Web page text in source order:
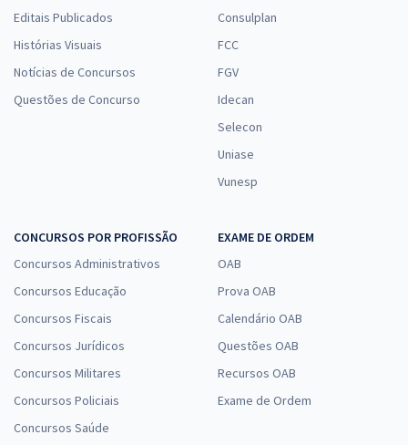
Editais Publicados
Histórias Visuais
Notícias de Concursos
Questões de Concurso
Consulplan
FCC
FGV
Idecan
Selecon
Uniase
Vunesp
CONCURSOS POR PROFISSÃO
Concursos Administrativos
Concursos Educação
Concursos Fiscais
Concursos Jurídicos
Concursos Militares
Concursos Policiais
Concursos Saúde
EXAME DE ORDEM
OAB
Prova OAB
Calendário OAB
Questões OAB
Recursos OAB
Exame de Ordem